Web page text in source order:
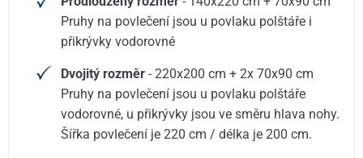
Pruhy na povlečení jsou u povlaku polštáře i
přikrývky vodorovné
Dvojitý rozměr - 220x200 cm + 2x 70x90 cm
Pruhy na povlečení jsou u povlaku polštáře
vodorovné, u přikrývky jsou ve směru hlava nohy.
Šířka povlečení je 220 cm / délka je 200 cm.